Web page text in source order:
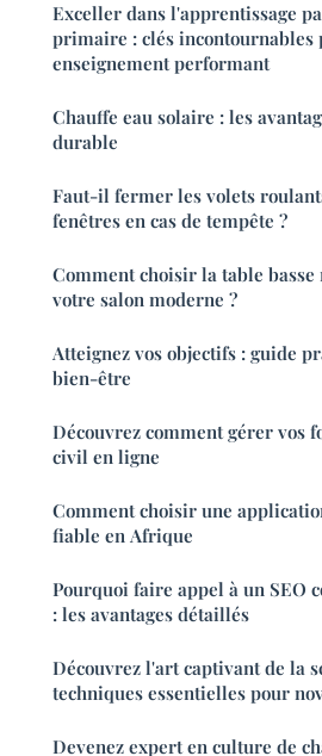
Exceller dans l'apprentissage
primaire : clés incontournables
enseignement performant
Chauffe eau solaire : les
durable
Faut-il fermer les volets
fenêtres en cas de tempête ?
Comment choisir la table
votre salon moderne ?
Atteignez vos objectifs : guide
bien-être
Découvrez comment gérer vos
civil en ligne
Comment choisir une
fiable en Afrique
Pourquoi faire appel à un SEO
: les avantages détaillés
Découvrez l'art captivant de la
techniques essentielles pour
Devenez expert en culture de